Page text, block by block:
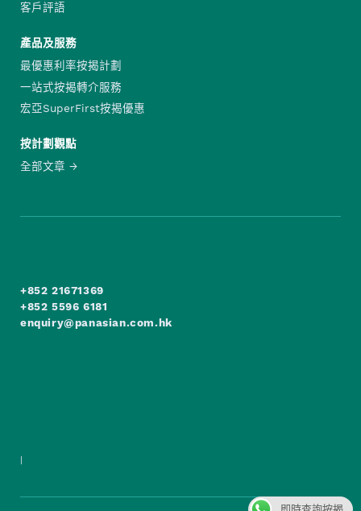
客戶評語
產品及服務
最優惠利率按揭計劃
一站式按揭轉介服務
宏亞SuperFirst按揭優惠
按計劃觀點
全部文章
+852 21671369
+852 5596 6181
enquiry@panasian.com.hk